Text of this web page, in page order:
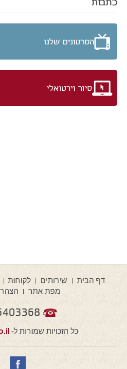
הסרטונים שלנו
סיור וירטואלי
דף הבית שירותים לקוחות
מפת אתר
כל הזכויות שמורות ל-